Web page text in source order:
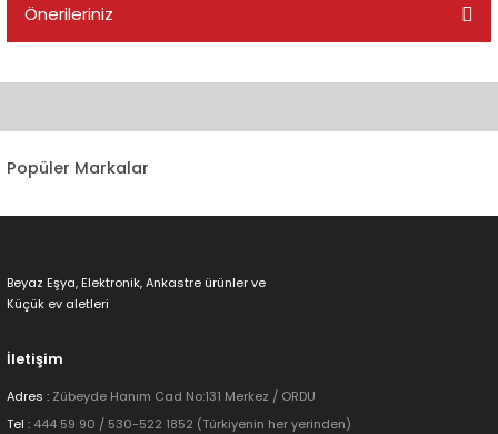
Önerileriniz
Görüş ve önerileriniz için teşekkür ederiz.
Ürün fiyatı diğer sitelerden daha pahalı.
Popüler Markalar
Beyaz Eşya, Elektronik, Ankastre ürünler ve
Küçük ev aletleri
İletişim
Adres : Zübeyde Hanım Cad No:131 Merkez / ORDU
Tel : 444 59 90 / 530-522 1852 (Türkiyenin her yerinden)